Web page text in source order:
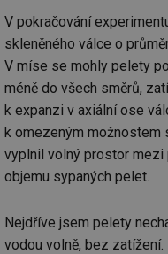
V pokračování
skleněného válce o
V míse se mohly pelety
méně do všech směrů,
k expanzi v axiální ose
k omezeným možnostem
vyplnil volný prostor mezi
objemu sypaných pelet.
Nejdříve jsem pelety
vodou volně, bez